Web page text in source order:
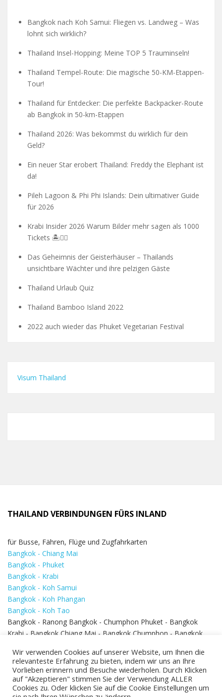
Bangkok nach Koh Samui: Fliegen vs. Landweg – Was
lohnt sich wirklich?
Thailand Insel-Hopping: Meine TOP 5 Trauminseln!
Thailand Tempel-Route: Die magische 50-KM-Etappen-
Tour!
Thailand für Entdecker: Die perfekte Backpacker-Route
ab Bangkok in 50-km-Etappen
Thailand 2026: Was bekommst du wirklich für dein
Geld?
Ein neuer Star erobert Thailand: Freddy the Elephant ist
da!
Pileh Lagoon & Phi Phi Islands: Dein ultimativer Guide
für 2026
Krabi Insider 2026 Warum Bilder mehr sagen als 1000
Tickets 🏝️🧗‍♂️
Das Geheimnis der Geisterhäuser – Thailands
unsichtbare Wächter und ihre pelzigen Gäste
Thailand Urlaub Quiz
Thailand Bamboo Island 2022
2022 auch wieder das Phuket Vegetarian Festival
Visum Thailand
THAILAND VERBINDUNGEN FÜRS INLAND
für Busse, Fähren, Flüge und Zugfahrkarten
Bangkok - Chiang Mai
Bangkok - Phuket
Bangkok - Krabi
Bangkok - Koh Samui
Bangkok - Koh Phangan
Bangkok - Koh Tao
Bangkok - Ranong Bangkok - Chumphon Phuket - Bangkok
Krabi - Bangkok Chiang Mai - Bangkok Chumphon - Bangkok
Bangkok - Hua Hin
Wir verwenden Cookies auf unserer Website, um Ihnen die
relevanteste Erfahrung zu bieten, indem wir uns an Ihre
Vorlieben erinnern und Besuche wiederholen. Durch Klicken
auf "Akzeptieren" stimmen Sie der Verwendung ALLER
Cookies zu. Oder klicken Sie auf die Cookie Einstellungen um